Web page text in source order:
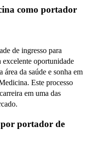
como portador
de ingresso para
oportunidade
da saúde e sonha em
Este processo
em uma das
portador de